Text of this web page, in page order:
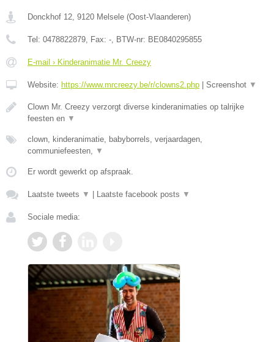
Donckhof 12, 9120 Melsele (Oost-Vlaanderen)
Tel: 0478822879, Fax: -, BTW-nr: BE0840295855
E-mail › Kinderanimatie Mr. Creezy
Website: https://www.mrcreezy.be/r/clowns2.php Screenshot ▼
Clown Mr. Creezy verzorgt diverse kinderanimaties op talrijke
feesten en ▼
clown, kinderanimatie, babyborrels, verjaardagen,
communiefeesten, ▼
Er wordt gewerkt op afspraak.
Laatste tweets ▼ Laatste facebook posts ▼
Sociale media: